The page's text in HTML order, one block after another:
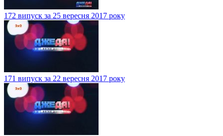
172 випуск за 25 вересня 2017 року
171 випуск за 22 вересня 2017 року